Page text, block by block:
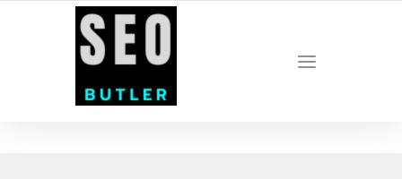
YOUR LOCAL DIGITAL MARKETING AGENCY